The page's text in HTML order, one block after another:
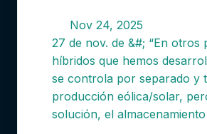
Nov 24, 2025
27 de nov. de &#; “En otros
híbridos que hemos
se controla por separado y
producción eólica/solar,
solución, el almacenamiento